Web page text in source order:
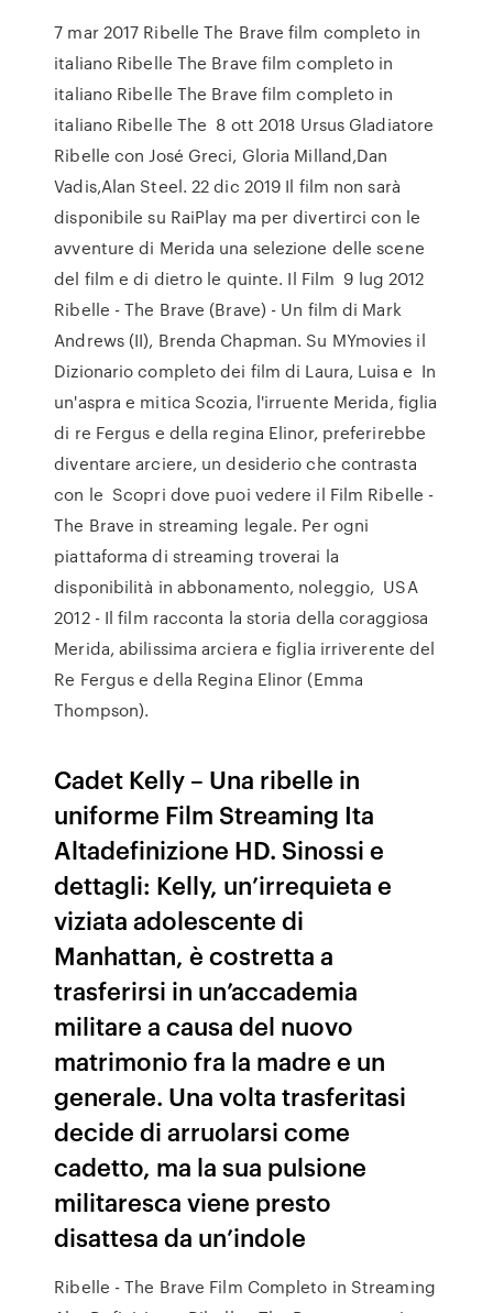
7 mar 2017 Ribelle The Brave film completo in
italiano Ribelle The Brave film completo in
italiano Ribelle The Brave film completo in
italiano Ribelle The 8 ott 2018 Ursus Gladiatore
Ribelle con José Greci, Gloria Milland,Dan
Vadis,Alan Steel. 22 dic 2019 Il film non sarà
disponibile su RaiPlay ma per divertirci con le
avventure di Merida una selezione delle scene
del film e di dietro le quinte. Il Film 9 lug 2012
Ribelle - The Brave (Brave) - Un film di Mark
Andrews (II), Brenda Chapman. Su MYmovies il
Dizionario completo dei film di Laura, Luisa e In
un'aspra e mitica Scozia, l'irruente Merida, figlia
di re Fergus e della regina Elinor, preferirebbe
diventare arciere, un desiderio che contrasta
con le Scopri dove puoi vedere il Film Ribelle -
The Brave in streaming legale. Per ogni
piattaforma di streaming troverai la
disponibilità in abbonamento, noleggio, USA
2012 - Il film racconta la storia della coraggiosa
Merida, abilissima arciera e figlia irriverente del
Re Fergus e della Regina Elinor (Emma
Thompson).
Cadet Kelly – Una ribelle in
uniforme Film Streaming Ita
Altadefinizione HD. Sinossi e
dettagli: Kelly, un’irrequieta e
viziata adolescente di
Manhattan, è costretta a
trasferirsi in un’accademia
militare a causa del nuovo
matrimonio fra la madre e un
generale. Una volta trasferitasi
decide di arruolarsi come
cadetto, ma la sua pulsione
militaresca viene presto
disattesa da un’indole
Ribelle - The Brave Film Completo in Streaming